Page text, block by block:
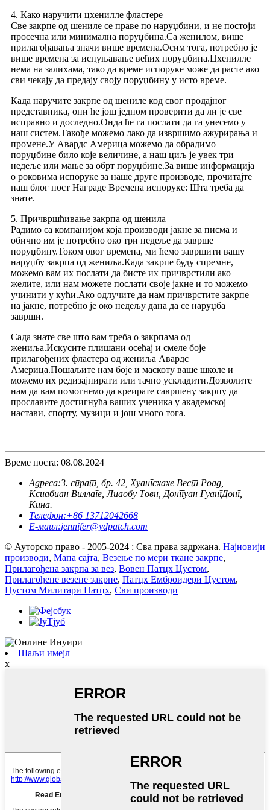
4. Како наручити цхенилле фластере
Све закрпе од шениле се праве по наруџбини, и не постоји
просечна или минимална поруџбина.Са женилом, више
прилагођавања значи више времена.Осим тога, потребно је
више времена за испуњавање већих поруџбина.Цхенилле
нема на залихама, тако да време испоруке може да расте ако
сви чекају да предају своју поруџбину у исто време.
Када наручите закрпе од шениле код свог продајног
представника, они ће још једном проверити да ли је све
исправно и доследно.Онда ће га послати да га унесемо у
наш систем.Такође можемо лако да извршимо ажурирања и
промене.У Авардс Америца можемо да обрадимо
поруџбине било које величине, а наш циљ је увек три
недеље или мање за обрт поруџбине.За више информација
о роковима испоруке за наше друге производе, прочитајте
наш блог пост Награде Времена испоруке: Шта треба да
знате.
5. Причвршћивање закрпа од шенила
Радимо са компанијом која производи јакне за писма и
обично им је потребно око три недеље да заврше
поруџбину.Током овог времена, ми ћемо завршити вашу
наруџбу закрпа од жениља.Када закрпе буду спремне,
можемо вам их послати да бисте их причврстили ако
желите, или нам можете послати своје јакне и то можемо
учинити у кући.Ако одлучите да нам причврстите закрпе
на јакне, потребно је око недељу дана да се наруџба
заврши.
Сада знате све што вам треба о закрпама од
жениља.Искусите плишани осећај и смеле боје
прилагођених фластера од жениља Авардс
Америца.Пошаљите нам боје и маскоту ваше школе и
можемо их редизајнирати или тачно ускладити.Дозволите
нам да вам помогнемо да креирате савршену закрпу да
прославите достигнућа ваших ученика у академској
настави, спорту, музици и још много тога.
Време поста: 08.08.2024
Адреса:3. спрат, бр. 42, Хуангсхахе Вест Роад,
Ксиабиан Виллаге, Лиаобу Товн, Донггуан ГуангДонг,
Кина.
Телефон:+86 13712042668
Е-маил:jennifer@ydpatch.com
© Ауторско право - 2005-2024 : Сва права задржана. Најновији
производи, Мапа сајта, Везење по мери ткане закрпе,
Прилагођена закрпа за вез, Вовен Патцх Цустом,
Прилагођене везене закрпе, Патцх Емброидери Цустом,
Цустом Милитари Патцх, Сви производи
Шаљи имејл
x